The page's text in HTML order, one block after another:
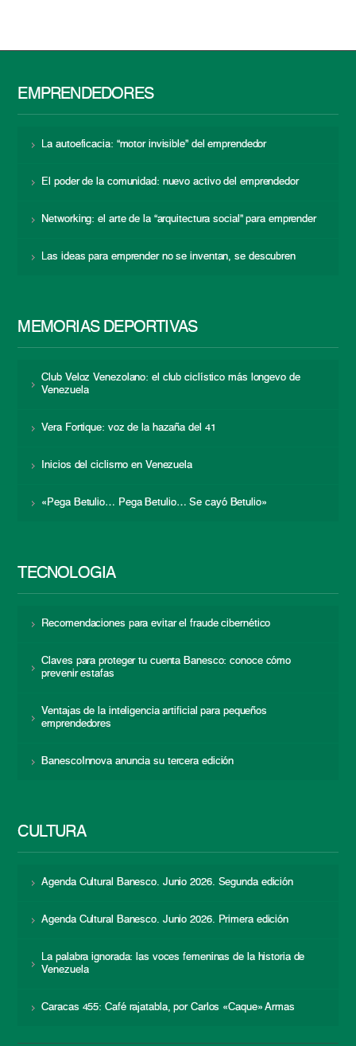
EMPRENDEDORES
La autoeficacia: “motor invisible” del emprendedor
El poder de la comunidad: nuevo activo del emprendedor
Networking: el arte de la “arquitectura social” para emprender
Las ideas para emprender no se inventan, se descubren
MEMORIAS DEPORTIVAS
Club Veloz Venezolano: el club ciclístico más longevo de
Venezuela
Vera Fortique: voz de la hazaña del 41
Inicios del ciclismo en Venezuela
«Pega Betulio… Pega Betulio… Se cayó Betulio»
TECNOLOGÍA
Recomendaciones para evitar el fraude cibernético
Claves para proteger tu cuenta Banesco: conoce cómo
prevenir estafas
Ventajas de la inteligencia artificial para pequeños
emprendedores
BanescoInnova anuncia su tercera edición
CULTURA
Agenda Cultural Banesco. Junio 2026. Segunda edición
Agenda Cultural Banesco. Junio 2026. Primera edición
La palabra ignorada: las voces femeninas de la historia de
Venezuela
Caracas 455: Café rajatabla, por Carlos «Caque» Armas